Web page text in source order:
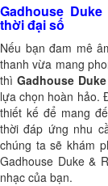
Gadhouse
thời đại số
Nếu bạn đam mê
thanh vừa mang
thìGadhouse
lựa chọn hoàn hảo.
thiết kế để mang
thời đáp ứng nhu
chúng ta sẽ khám
Gadhouse Duke &
nhạc của bạn.